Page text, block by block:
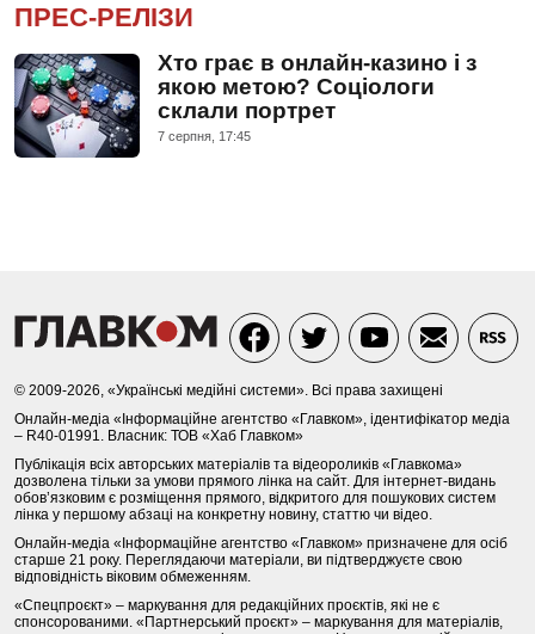
ПРЕС-РЕЛІЗИ
Хто грає в онлайн-казино і з
якою метою? Соціологи
склали портрет
7 серпня, 17:45
© 2009-2026, «Українські медійні системи». Всі права захищені
Онлайн-медіа «Інформаційне агентство «Главком», ідентифікатор медіа
– R40-01991. Власник: ТОВ «Хаб Главком»
Публікація всіх авторських матеріалів та відеороликів «Главкома»
дозволена тільки за умови прямого лінка на сайт. Для інтернет-видань
обов’язковим є розміщення прямого, відкритого для пошукових систем
лінка у першому абзаці на конкретну новину, статтю чи відео.
Онлайн-медіа «Інформаційне агентство «Главком» призначене для осіб
старше 21 року. Переглядаючи матеріали, ви підтверджуєте свою
відповідність віковим обмеженням.
«Спецпроєкт» – маркування для редакційних проєктів, які не є
спонсорованими. «Партнерський проєкт» – маркування для матеріалів,